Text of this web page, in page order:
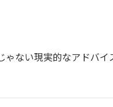
ない現実的なアドバ